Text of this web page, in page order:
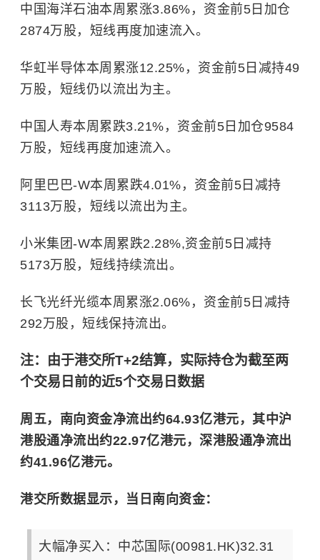
中国海洋石油本周累涨3.86%，资金前5日加仓
2874万股，短线再度加速流入。
华虹半导体本周累涨12.25%，资金前5日减持49
万股，短线仍以流出为主。
中国人寿本周累跌3.21%，资金前5日加仓9584
万股，短线再度加速流入。
阿里巴巴-W本周累跌4.01%，资金前5日减持
3113万股，短线以流出为主。
小米集团-W本周累跌2.28%,资金前5日减持
5173万股，短线持续流出。
长飞光纤光缆本周累涨2.06%，资金前5日减持
292万股，短线保持流出。
注：由于港交所T+2结算，实际持仓为截至两
个交易日前的近5个交易日数据
周五，南向资金净流出约64.93亿港元，其中沪
港股通净流出约22.97亿港元，深港股通净流出
约41.96亿港元。
港交所数据显示，当日南向资金：
大幅净买入：中芯国际(00981.HK)32.31